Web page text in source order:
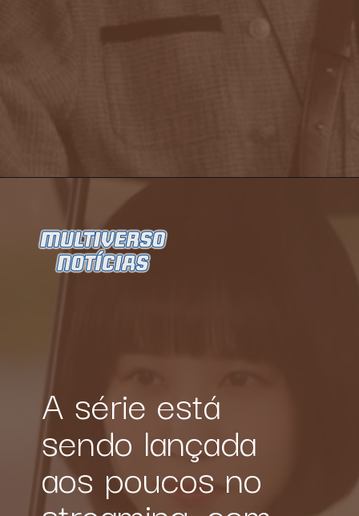
A série está
sendo lançada